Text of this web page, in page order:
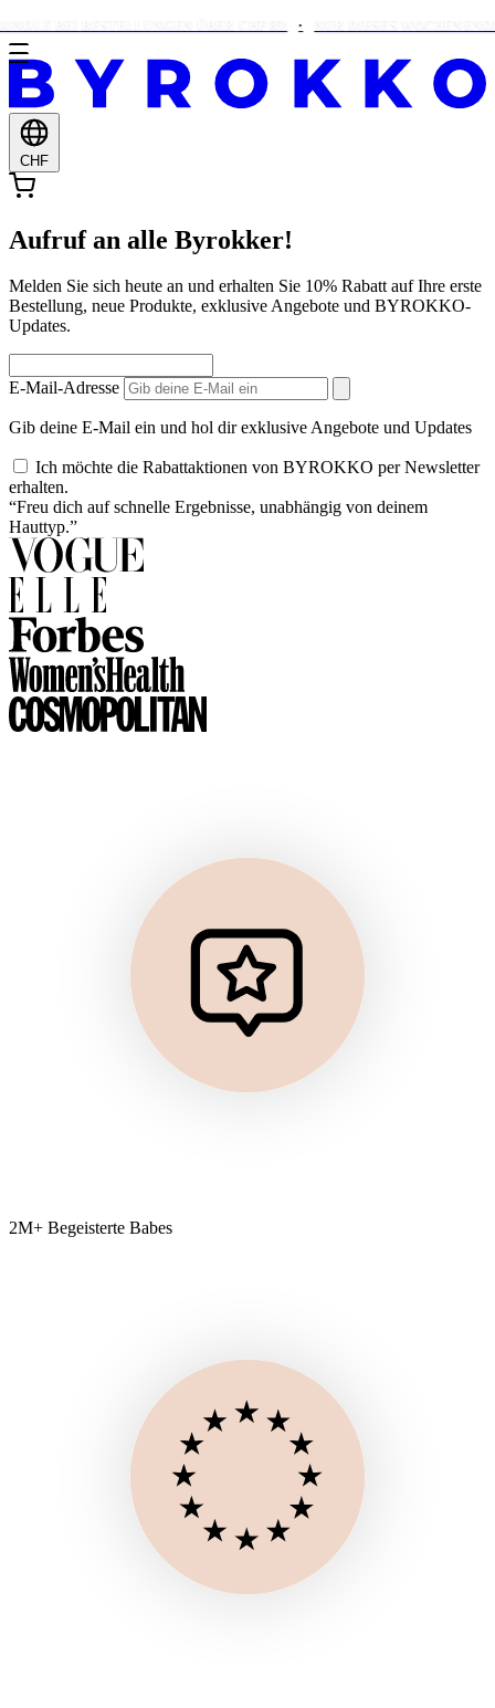
CHF
Aufruf an alle Byrokker!
Melden Sie sich heute an und erhalten Sie 10% Rabatt auf Ihre erste
Bestellung, neue Produkte, exklusive Angebote und BYROKKO-
Updates.
E-Mail-Adresse
Gib deine E-Mail ein und hol dir exklusive Angebote und Updates
Ich möchte die Rabattaktionen von BYROKKO per Newsletter
erhalten.
“Freu dich auf schnelle Ergebnisse, unabhängig von deinem
Hauttyp.”
2M+ Begeisterte Babes